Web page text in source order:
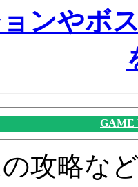
ンやボ
GAME
攻略な